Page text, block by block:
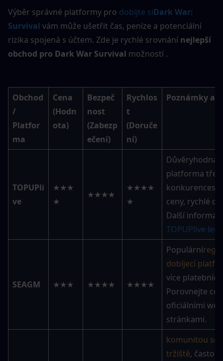
Výběr správné platformy pro dobijte siDark War:
Survival vám může ušetřit čas, peníze a potenciální
rizika spojená s účtem. Zde je rychlé srovnání nejlepší
obchod pro Dark War Survival možností .
Obchod
/
Platfor
ma
Cena
(Hodn
ota)
Bezpeč
nost
(Zabezp
ečení)
Rychlos
t
(Doruče
ní)
Poznámky a
TOPUPli
ve
★★★
★
★★★★
★★★★
★
Důvěryhodná
platforma třetí
ceny, rychlé
Další
TOPUPlive
SEAGM ★★★ ★★★★ ★★★★
Populární
dobíjecí
více
Porovnejte
oficiálními
stránkami.
komunitou
tržiště, často